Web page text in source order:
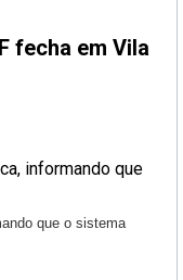
fecha em Vila
que o sistema